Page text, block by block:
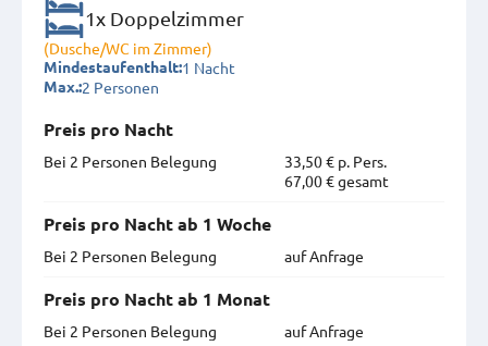
1x Doppelzimmer
(Dusche/WC im Zimmer)
Mindestaufenthalt:1 Nacht
Max.:2 Personen
Preis pro Nacht
Bei 2 Personen Belegung
33,50 € p. Pers.
67,00 € gesamt
Preis pro Nacht ab 1 Woche
Bei 2 Personen Belegung
auf Anfrage
Preis pro Nacht ab 1 Monat
Bei 2 Personen Belegung
auf Anfrage